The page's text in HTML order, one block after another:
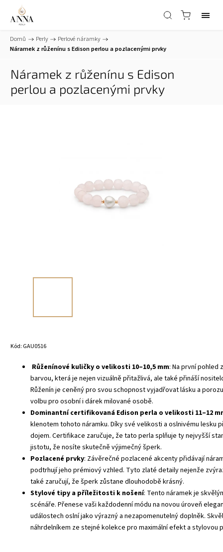
Domů / Perly / Perlové náramky /
Náramek z růženínu s Edison perlou a pozlacenými prvky
Náramek z růženínu s Edison
perlou a pozlacenými prvky
Kód: GAU0516
Růženínové kuličky o velikosti 10–10,5 mm: Na první pohled
barvou, která je nejen vizuálně přitažlivá, ale také přináší
Růženín je ceněný pro svou schopnost vyjadřovat lásku a
volbu pro osobní i dárek milované osobě.
Dominantní certifikovaná Edison perla o velikosti 11–12
klenotem tohoto náramku. Díky své velikosti a oslnivému lesku
dojem. Certifikace zaručuje, že tato perla splňuje ty nejvyšší
jistotu, že nosíte skutečně výjimečný šperk.
Pozlacené prvky: Závěrečné pozlacené akcenty přidávají
podtrhují jeho prémiový vzhled. Tyto zlaté detaily nejenže
také zaručují, že šperk zůstane dlouhodobě krásný.
Stylové tipy a příležitosti k nošení: Tento náramek je
scénáře. Přenese vaši každodenní módu na novou úroveň
událostech oslní jako výrazný a nezapomenutelný doplněk.
náhrdelníkem ze stejné kolekce pro maximální efekt a stylovou